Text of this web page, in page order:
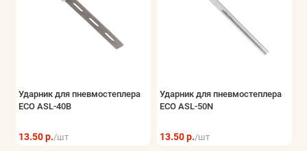
Ударник для пневмостеплера
ECO ASL-40B
13.50 р./шт
Ударник для пневмостеплера
ECO ASL-50N
13.50 р./шт